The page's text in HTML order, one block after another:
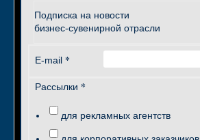
Подписка на новости
бизнес-сувенирной отрасли
E-mail *
Рассылки *
для рекламных агентств